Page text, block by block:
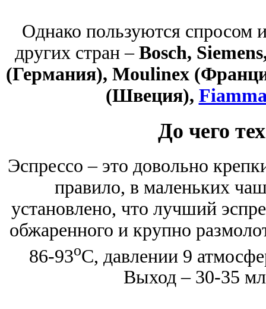
Однако пользуются спросом
других стран – Bosch,
(Германия), Moulinex
(Швеция),
До чего
Эспрессо – это довольно
правило, в маленьких
установлено, что лучший
обжаренного и крупно
86-93оС, давлении 9
Выход – 30-35 мл